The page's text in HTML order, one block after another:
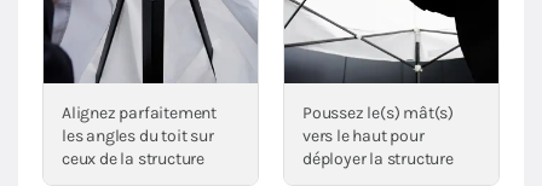
Alignez parfaitement
les angles du toit sur
ceux de la structure
Poussez le(s) mât(s)
vers le haut pour
déployer la structure